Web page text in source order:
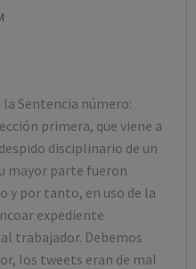
Sentencia número:
primera, que viene a
disciplinario de un
mayor parte fueron
y por tanto, en uso de la
expediente
trabajador. Debemos
los tweets eran de mal